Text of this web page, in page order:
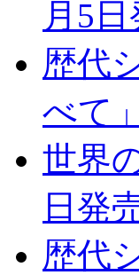
月5
歴代
べて
世界
日発
歴代